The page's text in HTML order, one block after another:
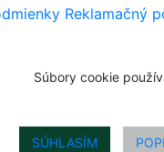
Reklamačný
Súbory cookie
SÚHLASÍM